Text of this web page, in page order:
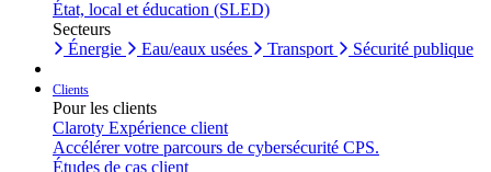
État, local et éducation (SLED)
Secteurs
Énergie
Eau/eaux usées Transport Sécurité publique
Clients
Pour les clients
Claroty Expérience client
Accélérer votre parcours de cybersécurité CPS.
Études de cas client